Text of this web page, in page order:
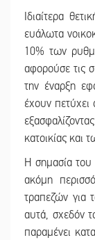
Ιδιαίτερα
ευάλωτα
10% των
αφορούσε τις
την έναρξη
έχουν πετύχει
κατοικίας και
Η σημασία του
ακόμη
τραπεζών για
αυτά, σχεδόν
παραμένει